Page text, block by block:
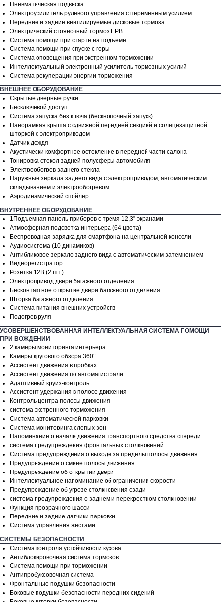
Пневматическая подвеска
Электроусилитель рулевого управления с переменным усилием
Передние и задние вентилируемые дисковые тормоза
Электрический стояночный тормоз EPB
Система помощи при старте на подъеме
Система помощи при спуске с горы
Система оповещения при экстренном торможении
Интеллектуальный электронный усилитель тормозных усилий
Система рекуперации энергии торможения
ВНЕШНЕЕ ОБОРУДОВАНИЕ
Скрытые дверные ручки
Бесключевой доступ
Система запуска без ключа (бескнопочный запуск)
Панорамная крыша с сдвижной передней секцией и солнцезащитной
шторкой с электроприводом
Датчик дождя
Акустически комфортное остекление в передней части салона
Тонировка стекол задней полусферы автомобиля
Электрообогрев заднего стекла
Наружные зеркала заднего вида с электроприводом, автоматическим
складыванием и электрообогревом
Аэродинамический спойлер
ВНУТРЕННЕЕ ОБОРУДОВАНИЕ
1Подъемная панель приборов с тремя 12,3” экранами
Атмосферная подсветка интерьера (64 цвета)
Беспроводная зарядка для смартфона на центральной консоли
Аудиосистема (10 динамиков)
Антибликовое зеркало заднего вида с автоматическим затемнением
Видеорегистратор
Розетка 12В (2 шт.)
Электропривод двери багажного отделения
Бесконтактное открытие двери багажного отделения
Шторка багажного отделения
Система питания внешних устройств
Подогрев руля
УСОВЕРШЕНСТВОВАННАЯ ИНТЕЛЛЕКТУАЛЬНАЯ СИСТЕМА ПОМОЩИ
ПРИ ВОЖДЕНИИ
2 камеры мониторинга интерьера
Камеры кругового обзора 360°
Ассистент движения в пробках
Ассистент движения по автомагистрали
Адаптивный круиз-контроль
Ассистент удержания в полосе движения
Контроль центра полосы движения
система экстренного торможения
Система автоматической парковки
Система мониторинга слепых зон
Напоминание о начале движения транспортного средства спереди
система предупреждения фронтальных столкновений
Система предупреждения о выходе за пределы полосы движения
Предупреждение о смене полосы движения
Предупреждение об открытии двери
Интеллектуальное напоминание об ограничении скорости
Предупреждение об угрозе столкновения сзади
система предупреждения о заднем и перекрестном столкновении
Функция прозрачного шасси
Передние и задние датчики парковки
Система управления жестами
СИСТЕМЫ БЕЗОПАСНОСТИ
Система контроля устойчивости кузова
Антиблокировочная система тормозов
Система помощи при торможении
Антипробуксовочная система
Фронтальные подушки безопасности
Боковые подушки безопасности передних сидений